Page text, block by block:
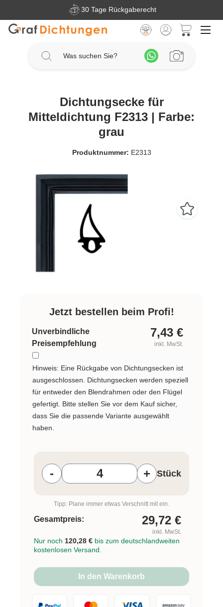
Zum Hauptinhalt springen30 Tage Rückgaberecht
Dichtungsecke für
Mitteldichtung F2313 | Farbe:
grau
Produktnummer: E2313
Jetzt bestellen beim Profi!
Unverbindliche
Preisempfehlung
7,43 €
inkl. MwSt.
Hinweis: Eine Rückgabe von Dichtungsecken ist
ausgeschlossen. Dichtungsecken werden speziell
für entweder den Blendrahmen oder den Flügel
gefertigt. Bitte stellen Sie vor dem Kauf sicher,
dass Sie die passende Variante ausgewählt
haben.
- + Stück
Tipp: Plane immer etwas Verschnitt mit ein.
Gesamtpreis: 29,72 €
inkl. MwSt.
Nur noch 120,28 € bis zum deutschlandweiten
kostenlosen Versand.
In den Warenkorb